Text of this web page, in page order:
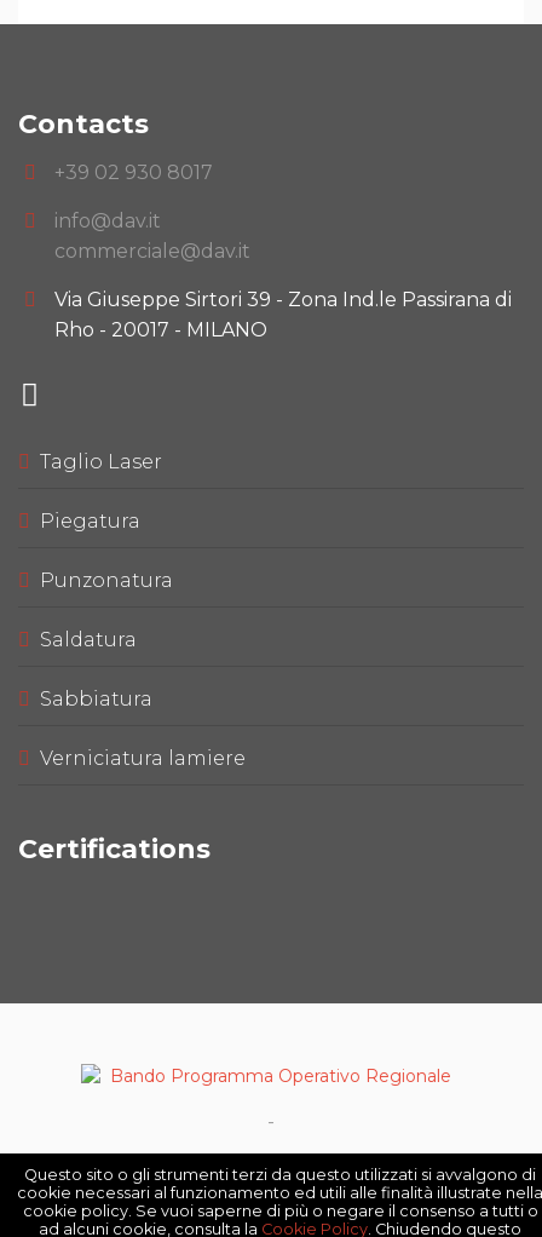
Contacts
+39 02 930 8017
info@dav.it
commerciale@dav.it
Via Giuseppe Sirtori 39 - Zona Ind.le Passirana di
Rho - 20017 - MILANO
Taglio Laser
Piegatura
Punzonatura
Saldatura
Sabbiatura
Verniciatura lamiere
Certifications
-
DAV srl ©2025 P,IVA 09175210963 - All Rights
Reserved - Privacy Policy-Cookie Policy -Note
legali
Questo sito o gli strumenti terzi da questo utilizzati si avvalgono di
cookie necessari al funzionamento ed utili alle finalità illustrate nella
cookie policy. Se vuoi saperne di più o negare il consenso a tutti o
ad alcuni cookie, consulta la Cookie Policy. Chiudendo questo